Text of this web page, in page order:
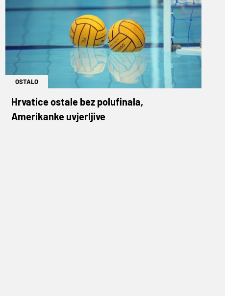
OSTALO
Hrvatice ostale bez polufinala,
Amerikanke uvjerljive